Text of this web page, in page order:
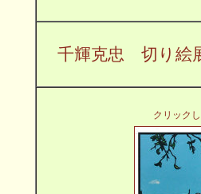
千輝克忠 切り絵
クリック